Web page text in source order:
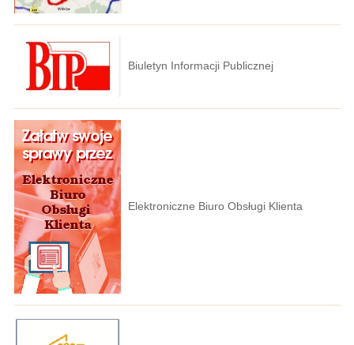
Biuletyn Informacji Publicznej
Elektroniczne Biuro Obsługi Klienta